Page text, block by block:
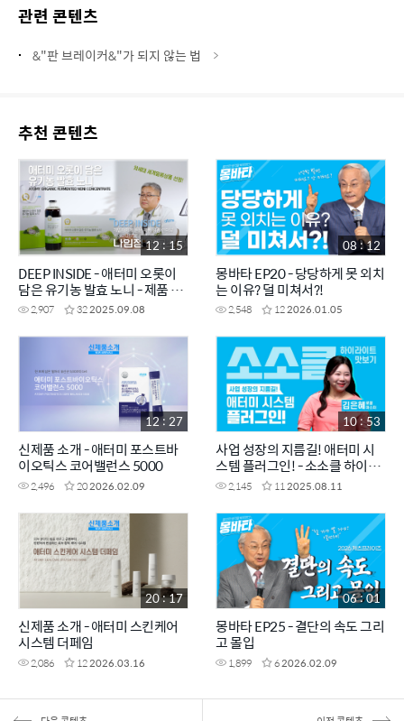
관련 콘텐츠
&"판 브레이커&"가 되지 않는 법
추천 콘텐츠
DEEP INSIDE - 애터미 오롯이
담은 유기농 발효 노니 - 제품 개
발자에게 직접 듣는 제품 이야기
2,907 322025.09.08
12 : 15
몽바타 EP20 - 당당하게 못 외치
는 이유? 덜 미쳐서?!
2,548 122026.01.05
08 : 12
신제품 소개 - 애터미 포스트바
이오틱스 코어밸런스 5000
2,496 202026.02.09
12 : 27
사업 성장의 지름길! 애터미 시
스템 플러그인! - 소소클 하이라
이트 맛보기
2,145 112025.08.11
10 : 53
신제품 소개 - 애터미 스킨케어
시스템 더페임
2,086 122026.03.16
20 : 17
몽바타 EP25 - 결단의 속도 그리
고 몰입
1,899 62026.02.09
06 : 01